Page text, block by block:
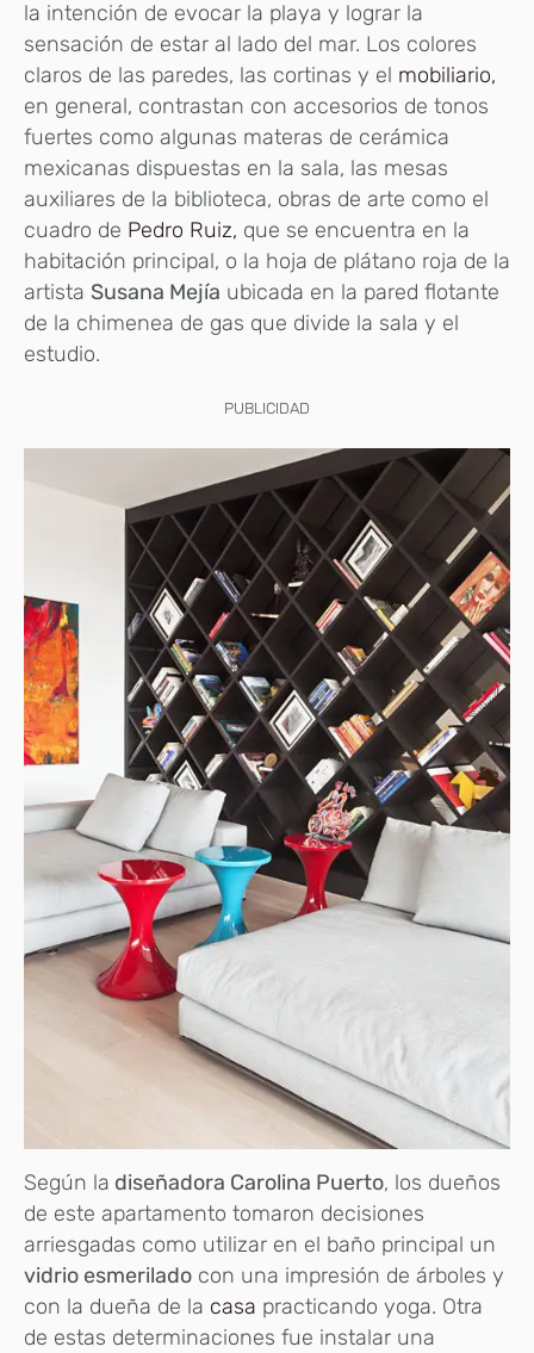
la intención de evocar la playa y lograr la
sensación de estar al lado del mar. Los colores
claros de las paredes, las cortinas y el mobiliario,
en general, contrastan con accesorios de tonos
fuertes como algunas materas de cerámica
mexicanas dispuestas en la sala, las mesas
auxiliares de la biblioteca, obras de arte como el
cuadro de Pedro Ruiz, que se encuentra en la
habitación principal, o la hoja de plátano roja de la
artista Susana Mejía ubicada en la pared flotante
de la chimenea de gas que divide la sala y el
estudio.
PUBLICIDAD
Según la diseñadora Carolina Puerto, los dueños
de este apartamento tomaron decisiones
arriesgadas como utilizar en el baño principal un
vidrio esmerilado con una impresión de árboles y
con la dueña de la casa practicando yoga. Otra
de estas determinaciones fue instalar una